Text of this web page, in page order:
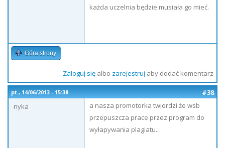
każda uczelnia będzie musiała go mieć.
Góra strony
Zaloguj sięalbo zarejestruj aby dodać komentarz
pt., 14/06/2013 - 15:38
#38
nyka
a nasza promotorka twierdzi że wsb
przepuszcza prace przez program do
wyłapywania plagiatu..